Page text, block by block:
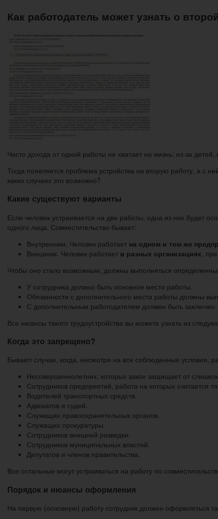
Как работодатель может узнать о
Часто дохода от одной работы не хватает на жизнь: из-за
Тогда появляется проблема устройства на вторую работу, а с
каких случаях это возможно?
Какие существуют варианты
Если человек устраивается на две работы, одна из них будет
одного лица. Совместительство бывает:
Внутренним. Человек работает на одном и том же
Внешним. Человек работает в разных организациях ,
Чтобы оно стало возможным, должны выполняться
У сотрудника должно быть основное место работы.
Обязанности с дополнительного места работы должны
С дополнительным работодателем должен быть
Все нюансы такого трудоустройства вы можете узнать из
Когда это запрещено?
Бывают случаи, когда, несмотря на все соблюденные условия,
Несовершеннолетних, которых закон защищает от
Сотрудников предприятий, работа на которых считается
Водителей транспортных средств.
Адвокатов и судей.
Служащих правоохранительных органов.
Служащих прокуратуры.
Сотрудников внешней разведки.
Сотрудников муниципальных властей.
Депутатов и членов правительства.
Все остальные могут устраиваться на работу по
Порядок и нюансы оформления
На первую (основную) работу сотрудник должен оформляться